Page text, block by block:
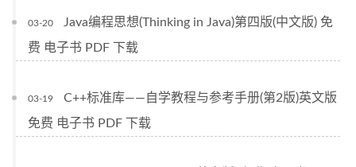
03-20
Java编程思想(Thinking in Java)第四版(中文版) 免
费 电子书 PDF 下载
03-19
C++标准库——自学教程与参考手册(第2版)英文版
免费 电子书 PDF 下载